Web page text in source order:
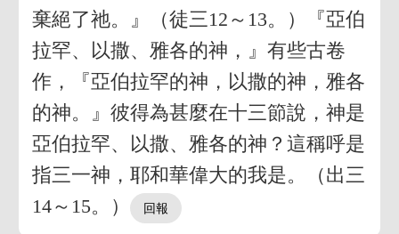
棄絕了祂。』（徒三12～13。）『亞伯
拉罕、以撒、雅各的神，』有些古卷
作，『亞伯拉罕的神，以撒的神，雅各
的神。』彼得為甚麼在十三節說，神是
亞伯拉罕、以撒、雅各的神？這稱呼是
指三一神，耶和華偉大的我是。（出三
14～15。）